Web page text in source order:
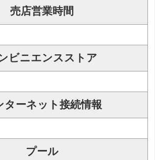
売店営業時間
ビニエンスストア
ターネット接続情報
プール